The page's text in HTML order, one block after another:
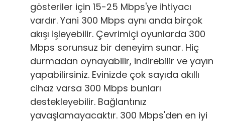
gösteriler için 15-25 Mbps'ye ihtiyacı
vardır. Yani 300 Mbps aynı anda birçok
akışı işleyebilir. Çevrimiçi oyunlarda 300
Mbps sorunsuz bir deneyim sunar. Hiç
durmadan oynayabilir, indirebilir ve yayın
yapabilirsiniz. Evinizde çok sayıda akıllı
cihaz varsa 300 Mbps bunları
destekleyebilir. Bağlantınız
yavaşlamayacaktır. 300 Mbps'den en iyi